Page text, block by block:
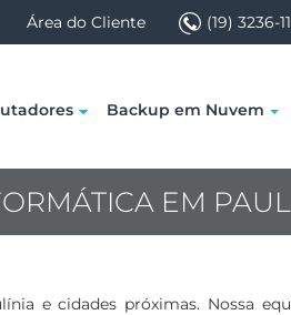
Área do Cliente (19) 3236-
Backup em Nuvem
EM
e cidades próximas. Nossa